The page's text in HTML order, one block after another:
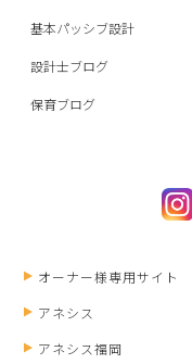
基本パッシブ設計
設計士ブログ
保育ブログ
オーナー様専用サイト
アネシス
アネシス福岡